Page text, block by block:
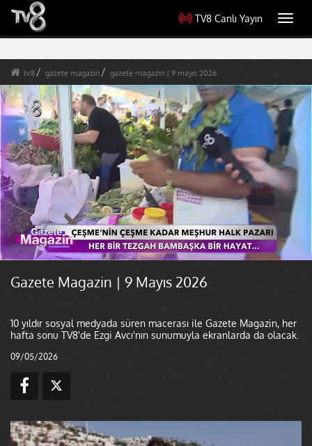
TV8 Canlı Yayın
tv8 gazete magazin gazete magazin | 9 mayıs 2026
Gazete Magazin | 9 Mayıs 2026
10 yıldır sosyal medyada süren macerası ile Gazete Magazin, her
hafta sonu TV8'de Ezgi Avcı'nın sunumuyla ekranlarda da olacak.
09/05/2026